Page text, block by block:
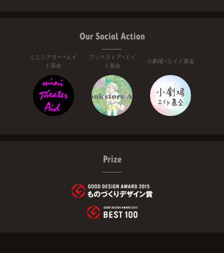
Our Social Action
ミニシアター・エイ
ド基金
ブックストア・エイ
ド基金
小劇場・エイド基金
Prize